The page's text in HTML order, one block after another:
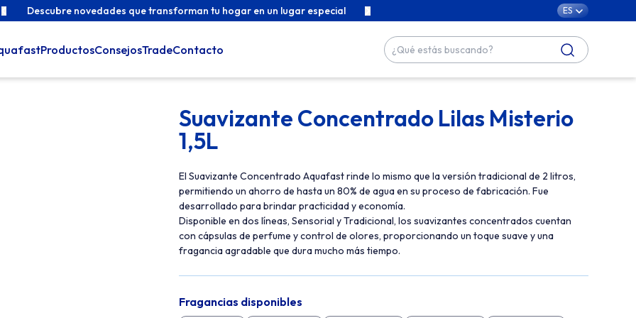
Descubre novedades que transforman tu hogar en un lugar especial Contenidos exclusivos para cuidar de tu familia con
ES
ProductosConsejosTradeContacto
Suavizante Concentrado Lilas Misterio
1,5L
El Suavizante Concentrado Aquafast rinde lo mismo que la versión tradicional de 2 litros,
permitiendo un ahorro de hasta un 80% de agua en su proceso de fabricación. Fue
desarrollado para brindar practicidad y economía.
Disponible en dos líneas, Sensorial y Tradicional, los suavizantes concentrados cuentan
con cápsulas de perfume y control de olores, proporcionando un toque suave y una
fragancia agradable que dura mucho más tiempo.
Fragancias disponibles